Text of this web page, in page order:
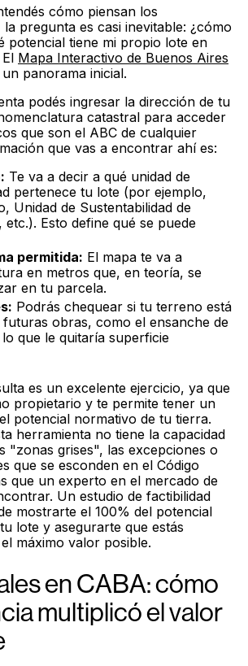
cómo piensan los
pregunta es casi inevitable: ¿cómo
potencial tiene mi propio lote en
Mapa Interactivo de Buenos Aires
panorama inicial.
podés ingresar la dirección de tu
catastral para acceder
que son el ABC de cualquier
que vas a encontrar ahí es:
Te va a decir a qué unidad de
pertenece tu lote (por ejemplo,
Unidad de Sustentabilidad de
etc.). Esto define qué se puede
permitida: El mapa te va a
en metros que, en teoría, se
en tu parcela.
Podrás chequear si tu terreno está
obras, como el ensanche de
que le quitaría superficie
es un excelente ejercicio, ya que
propietario y te permite tener un
potencial normativo de tu tierra.
herramienta no tiene la capacidad
"zonas grises", las excepciones o
que se esconden en el Código
que un experto en el mercado de
Un estudio de factibilidad
mostrarte el 100% del potencial
lote y asegurarte que estás
máximo valor posible.
en CABA: cómo
multiplicó el valor